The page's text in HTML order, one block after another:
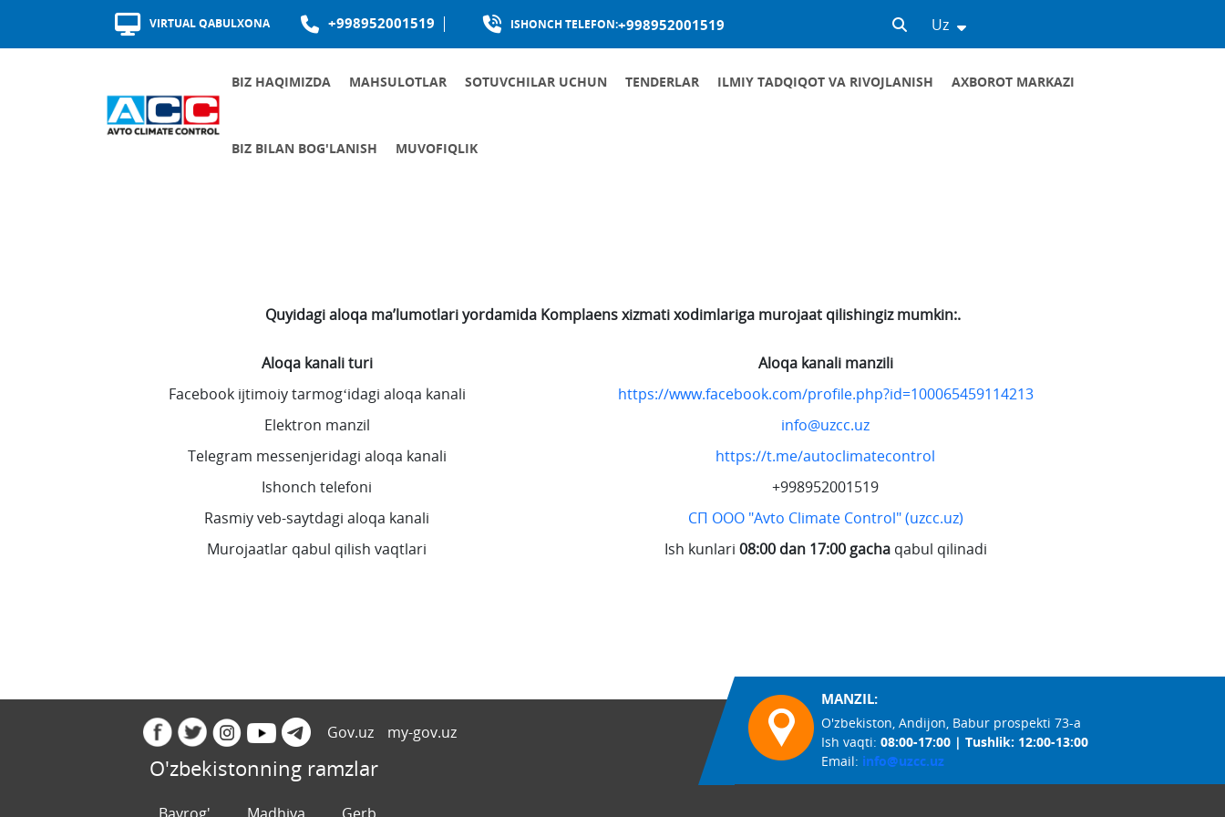
VIRTUAL QABULXONA +998952001519 ISHONCH TELEFON:+998952001519 Uz
BIZ HAQIMIZDA MAHSULOTLAR SOTUVCHILAR UCHUN TENDERLAR ILMIY TADQIQOT VA RIVOJLANISH AXBOROT MARKAZI
BIZ BILAN BOG'LANISH MUVOFIQLIK
Quyidagi aloqa maʼlumotlari yordamida Komplaens xizmati xodimlariga murojaat qilishingiz mumkin:.
Aloqa kanali turi
Aloqa kanali manzili
Facebook ijtimoiy tarmogʻidagi aloqa kanali
https://www.facebook.com/profile.php?id=100065459114213
Elektron manzil
info@uzcc.uz
Telegram messenjeridagi aloqa kanali
https://t.me/autoclimatecontrol
Ishonch telefoni
+998952001519
Rasmiy veb-saytdagi aloqa kanali
СП ООО "Avto Climate Control" (uzcc.uz)
Murojaatlar qabul qilish vaqtlari
Ish kunlari 08:00 dan 17:00 gachaqabul qilinadi
Gov.uz my-gov.uz
MANZIL:
O'zbekiston, Andijon, Babur prospekti 73-a
Ish vaqti:08:00-17:00 | Tushlik: 12:00-13:00
Email: info@uzcc.uz
O'zbekistonning ramzlar